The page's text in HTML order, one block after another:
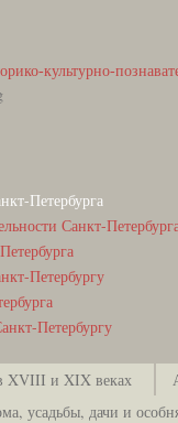
культурно-
Петербурга
Санкт-
Петербургу
Петербургу
в XVIII и XIX веках
усадьбы, дачи и